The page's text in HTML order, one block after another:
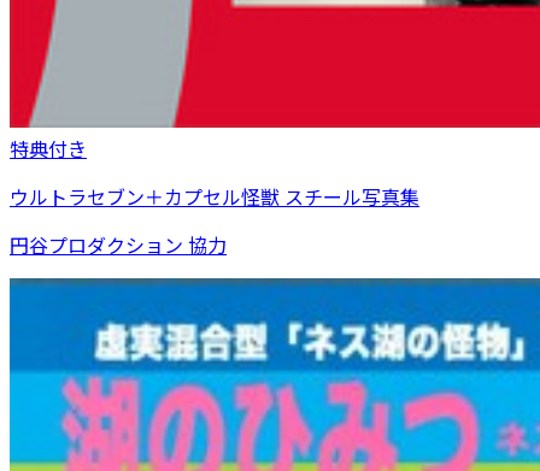
特典付き
ウルトラセブン＋カプセル怪獣 スチール写真集
円谷プロダクション 協力